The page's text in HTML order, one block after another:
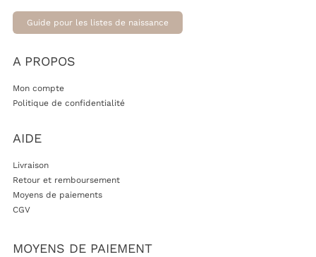
Guide pour les listes de naissance
A PROPOS
Mon compte
Politique de confidentialité
AIDE
Livraison
Retour et remboursement
Moyens de paiements
CGV
MOYENS DE PAIEMENT